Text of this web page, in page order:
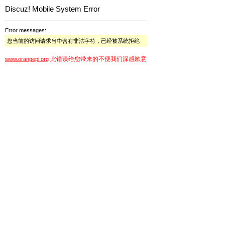
Discuz! Mobile System Error
Error messages:
您当前的访问请求当中含有非法字符，已经被系统拒绝
www.orangepi.org 此错误给您带来的不便我们深感歉意